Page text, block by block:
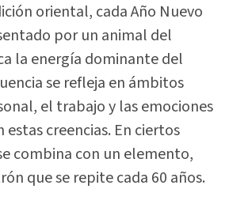
oriental, cada Año Nuevo
por un animal del
la energía dominante del
se refleja en ámbitos
el trabajo y las emociones
estas creencias. En ciertos
combina con un elemento,
que se repite cada 60 años.